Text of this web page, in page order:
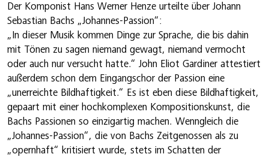
Der Komponist Hans Werner Henze urteilte über Johann
Sebastian Bachs „Johannes-Passion“:
„In dieser Musik kommen Dinge zur Sprache, die bis dahin
mit Tönen zu sagen niemand gewagt, niemand vermocht
oder auch nur versucht hatte.“ John Eliot Gardiner attestiert
außerdem schon dem Eingangschor der Passion eine
„unerreichte Bildhaftigkeit.“ Es ist eben diese Bildhaftigkeit,
gepaart mit einer hochkomplexen Kompositionskunst, die
Bachs Passionen so einzigartig machen. Wenngleich die
„Johannes-Passion“, die von Bachs Zeitgenossen als zu
„opernhaft“ kritisiert wurde, stets im Schatten der